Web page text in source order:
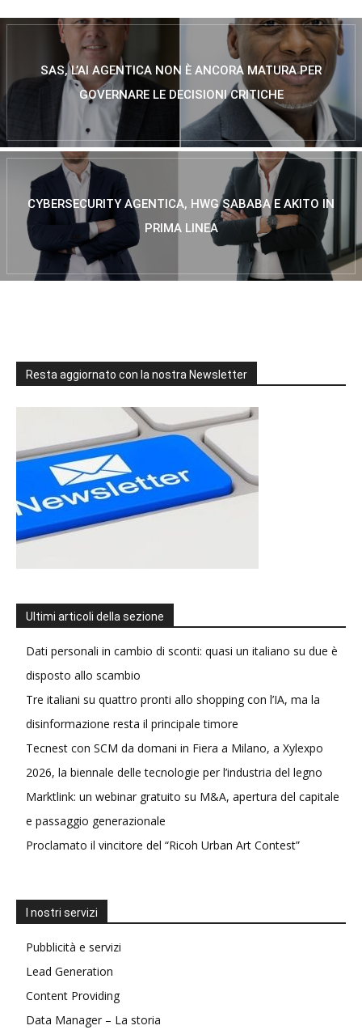
SAS, L’AI AGENTICA NON È ANCORA MATURA PER
GOVERNARE LE DECISIONI CRITICHE
CYBERSECURITY AGENTICA, HWG SABABA E AKITO IN
PRIMA LINEA
Resta aggiornato con la nostra Newsletter
Ultimi articoli della sezione
Dati personali in cambio di sconti: quasi un italiano su due è
disposto allo scambio
Tre italiani su quattro pronti allo shopping con l’IA, ma la
disinformazione resta il principale timore
Tecnest con SCM da domani in Fiera a Milano, a Xylexpo
2026, la biennale delle tecnologie per l’industria del legno
Marktlink: un webinar gratuito su M&A, apertura del capitale
e passaggio generazionale
Proclamato il vincitore del “Ricoh Urban Art Contest”
I nostri servizi
Pubblicità e servizi
Lead Generation
Content Providing
Data Manager – La storia